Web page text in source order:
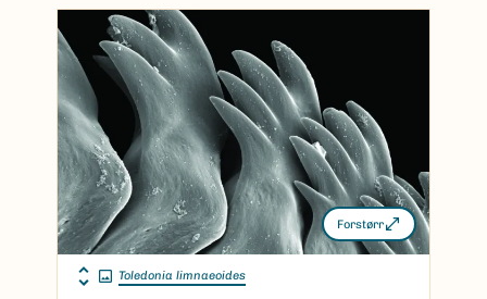
Forstørr
Toledonia limnaeoides